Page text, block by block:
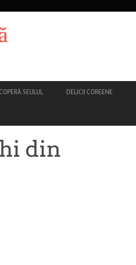
SEULUL DELICII COREENE
din